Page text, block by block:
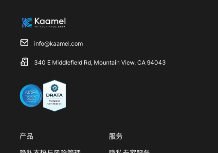
info@kaamel.com
340 E Middlefield Rd, Mountain View, CA 94043
产品 服务